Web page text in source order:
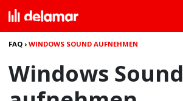
FAQ ›WINDOWS SOUND AUFNEHMEN
Windows Sound